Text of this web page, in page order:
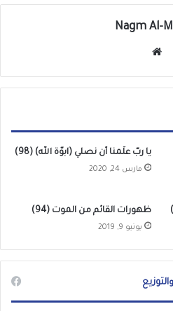
Nagm Al-
الوي
يا ربّ علّمنا أن نصلي (ابوّة الله) (98)
مارس 24, 2020
ظهورات القائم من الموت (94)
يونيو 9, 2019